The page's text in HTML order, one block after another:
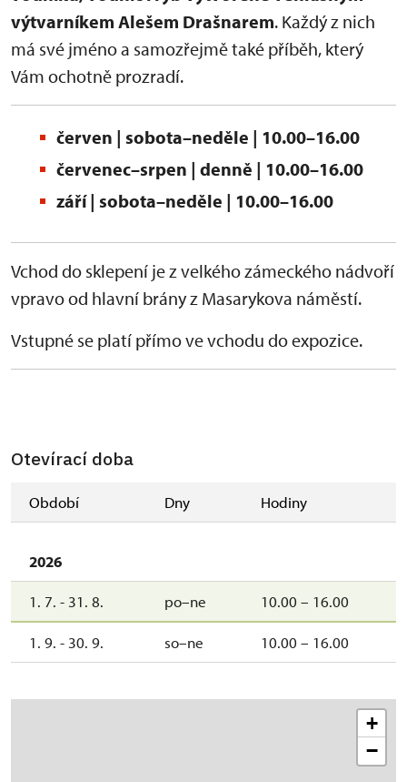
výtvarníkem Alešem Drašnarem. Každý z nich
má své jméno a samozřejmě také příběh, který
Vám ochotně prozradí.
červen | sobota–neděle | 10.00–16.00
červenec–srpen | denně | 10.00–16.00
září | sobota–neděle | 10.00–16.00
Vchod do sklepení je z velkého zámeckého nádvoří
vpravo od hlavní brány z Masarykova náměstí.
Vstupné se platí přímo ve vchodu do expozice.
Otevírací doba
Období Dny Hodiny
2026
1. 7. - 31. 8. po–ne 10.00 – 16.00
1. 9. - 30. 9. so–ne 10.00 – 16.00
+
−